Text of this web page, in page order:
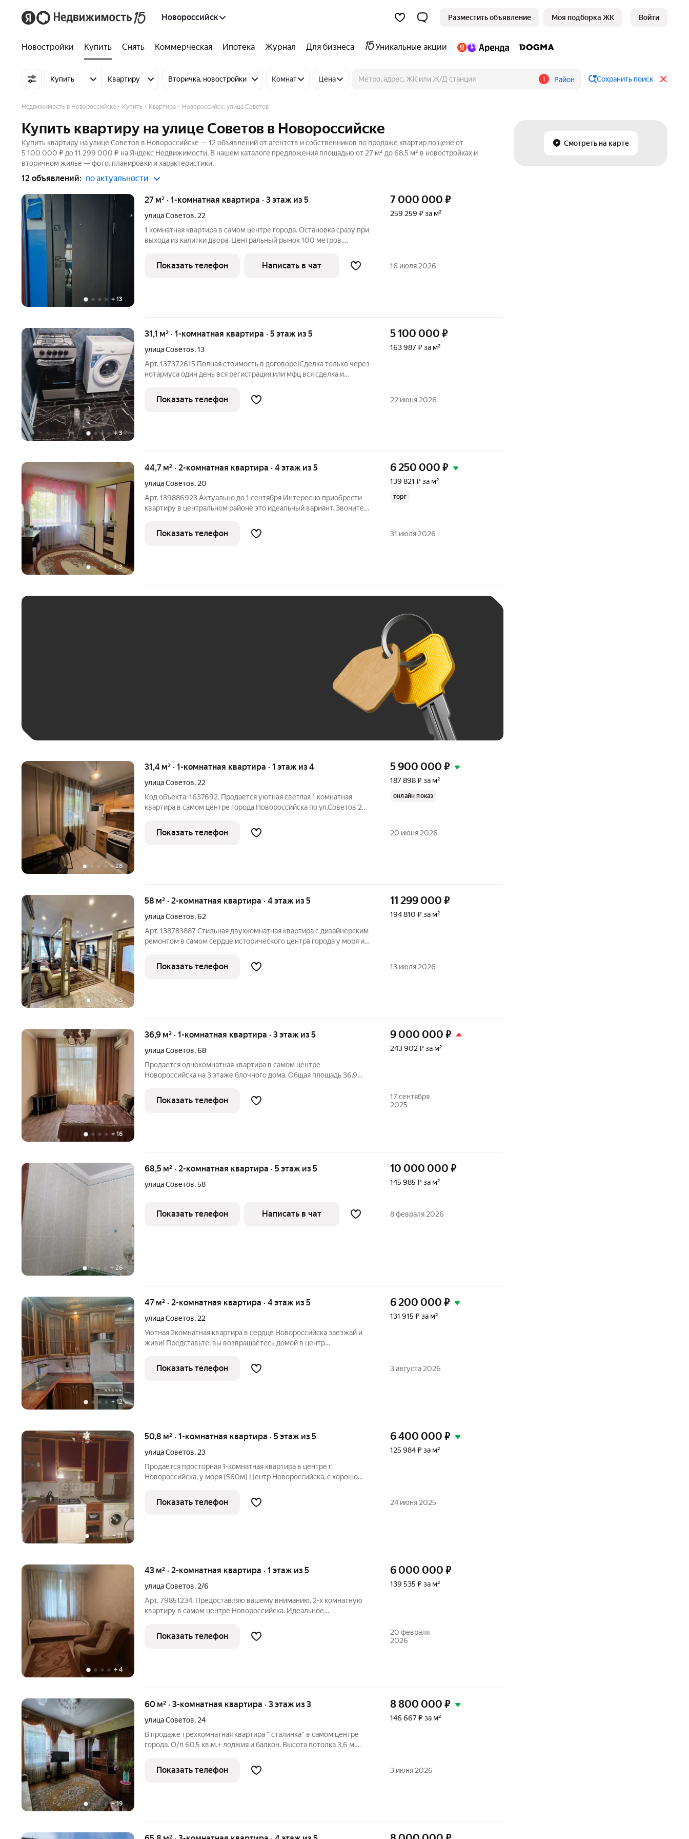
Новороссийск Разместить объявление Моя подборка ЖК Войти
Новостройки Купить Снять Коммерческая Ипотека Журнал Для бизнеса Уникальные акции
Купить Квартиру Вторичка, новостройки Комнат Цена 1 Район Сохранить поиск
Смотреть на карте
Недвижимость в Новороссийске Купить Квартира Новороссийск, улица Советов
Купить квартиру на улице Советов в Новороссийске
Купить квартиру на улице Советов в Новороссийске — 12 объявлений от агентств и собственников по продаже квартир по цене от
5 100 000 ₽ до 11 299 000 ₽ на Яндекс Недвижимости. В нашем каталоге предложения площадью от 27 м² до 68,5 м² в новостройках и
вторичном жилье — фото, планировки и характеристики.
12 объявлений: по актуальности
+ 13
27 м² · 1-комнатная квартира · 3 этаж из 5
улица Советов, 22
1 комнатная квартира в самом центре города. Остановка сразу при
выхода из калитки двора. Центральный рынок 100 метров.
Выход со двора на центральную аллею улицы Советов. До
центральной
7 000 000 ₽
259 259 ₽ за м²
Показать телефон Написать в чат 16 июля 2026
+3
31,1 м² · 1-комнатная квартира · 5 этаж из 5
улица Советов,13
Арт. 137372615 Полная стоимость в договоре!Сделка только через
нотариуса один день вся регистрация,или мфц вся сделка и
за квартиру только через открытый аккредетив любого банка на
имя
5 100 000 ₽
163 987 ₽ за м²
Показать телефон 22 июня 2026
+3
44,7 м² · 2-комнатная квартира · 4 этаж из 5
улица Советов, 20
Арт. 139886923 Актуально до 1 сентября Интересно приобрести
квартиру в центральном районе это идеальный вариант. Звоните
Квартира находится на четвертом этаже пятиэтажного дома. В
ней сделан
6 250 000 ₽
139 821 ₽ за м²
торг
Показать телефон 31 июля 2026
+26
31,4 м² · 1-комнатная квартира · 1 этаж из 4
улица Советов, 22
Код объекта: 1637692. Продается уютная светлая 1 комнатная
квартира в самом центре города Новороссийска по ул.Советов 22.
площадь квартиры 31,4 кв.м., жилая площадь - 17,0 кв.м., площадь
5 900 000 ₽
187 898 ₽ за м²
онлайн показ
Показать телефон 20 июня 2026
+3
58 м² · 2-комнатная квартира · 4 этаж из 5
улица Советов,62
Арт. 138783887 Стильная двухкомнатная квартира с дизайнерским
ремонтом в самом сердце исторического центра города у моря и
центр города ул.Советов Напротив стадион и городской театр .
Парк
11 299 000 ₽
194 810 ₽ за м²
Показать телефон 13 июля 2026
+ 16
36,9 м² · 1-комнатная квартира · 3 этаж из 5
улица Советов,68
Продается однокомнатная квартира в самом центре
Новороссийска на 3 этаже блочного дома. Общая площадь 36,9
шумоизоляция, высокие потолки. В квартире сделан
косметический ремонт, заменены
9 000 000 ₽
243 902 ₽ за м²
Показать телефон
17 сентября
2025
+ 26
68,5 м² · 2-комнатная квартира · 5 этаж из 5
улица Советов,58
10 000 000 ₽
145 985 ₽ за м²
Показать телефон Написать в чат 8 февраля 2026
+ 12
47 м² · 2-комнатная квартира · 4 этаж из 5
улица Советов, 22
Уютная 2комнатная квартира в сердце Новороссийска заезжай и
живи! Представьте: вы возвращаетесь домой в центр
прогулочных аллей. Вас ждёт уютная 2комнатная квартира, где
продуманно всё до
6 200 000 ₽
131 915 ₽ за м²
Показать телефон 3 августа 2026
+11
50,8 м² · 1-комнатная квартира · 5 этаж из 5
улица Советов, 23
Продается просторная 1-комнатная квартира в центре г.
Новороссийска, у моря (560м) Центр Новороссийска, с хорошо
ресторанов, прогулочных аллей - всё необходимое для жизни и
отдыха. В двух шагах от
6 400 000 ₽
125 984 ₽ за м²
Показать телефон 24 июня 2025
+ 4
43 м² · 2-комнатная квартира · 1 этаж из 5
улица Советов, 2/6
Арт. 79851234. Предоставляю вашему вниманию, 2-х комнатную
квартиру в самом центре Новороссийска. Идеальное
косметический ремонт, абсолютно чистая по документам.
Выгодное вложение! Рыночная
6 000 000 ₽
139 535 ₽ за м²
Показать телефон
20 февраля
2026
+19
60 м² · 3-комнатная квартира · 3 этаж из 3
улица Советов, 24
В продаже трёхкомнатная квартира " сталинка" в самом центре
города. О/п 60,5 кв.м.+ лоджия и балкон. Высота потолка 3,6 м.
остается практически вся мебель и техника. Закрытая придомовая
8 800 000 ₽
146 667 ₽ за м²
Показать телефон 3 июня 2026